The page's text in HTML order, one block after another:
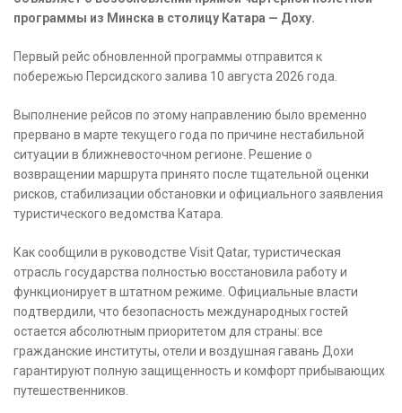
программы из Минска в столицу Катара — Доху.
Первый рейс обновленной программы отправится к
побережью Персидского залива 10 августа 2026 года.
Выполнение рейсов по этому направлению было временно
прервано в марте текущего года по причине нестабильной
ситуации в ближневосточном регионе. Решение о
возвращении маршрута принято после тщательной оценки
рисков, стабилизации обстановки и официального заявления
туристического ведомства Катара.
Как сообщили в руководстве Visit Qatar, туристическая
отрасль государства полностью восстановила работу и
функционирует в штатном режиме. Официальные власти
подтвердили, что безопасность международных гостей
остается абсолютным приоритетом для страны: все
гражданские институты, отели и воздушная гавань Дохи
гарантируют полную защищенность и комфорт прибывающих
путешественников.